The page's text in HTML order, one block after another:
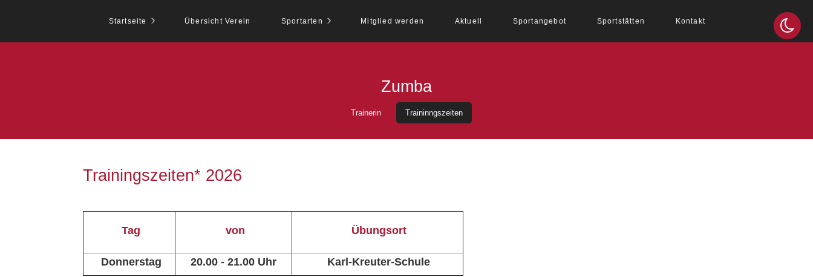
Startseite Übersicht Verein Sportarten Mitglied werden Aktuell Sportangebot Sportstätten Kontakt
Zumba
Trainerin Traininngszeiten
Trainingszeiten* 2026
Tag von Übungsort
Donnerstag 20.00 - 21.00 Uhr Karl-Kreuter-Schule